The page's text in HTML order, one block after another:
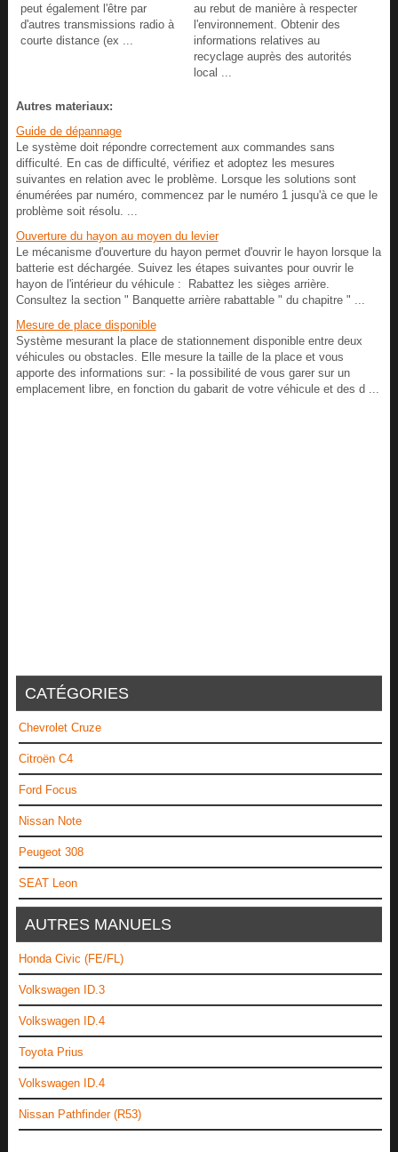
peut également l'être par
d'autres transmissions radio à
courte distance (ex ...
au rebut de manière à respecter
l'environnement. Obtenir des
informations relatives au
recyclage auprès des autorités
local ...
Autres materiaux:
Guide de dépannage
Le système doit répondre correctement aux commandes sans
difficulté. En cas de difficulté, vérifiez et adoptez les mesures
suivantes en relation avec le problème. Lorsque les solutions sont
énumérées par numéro, commencez par le numéro 1 jusqu'à ce que le
problème soit résolu. ...
Ouverture du hayon au moyen du levier
Le mécanisme d'ouverture du hayon permet d'ouvrir le hayon lorsque la
batterie est déchargée. Suivez les étapes suivantes pour ouvrir le
hayon de l'intérieur du véhicule : Rabattez les sièges arrière.
Consultez la section " Banquette arrière rabattable " du chapitre " ...
Mesure de place disponible
Système mesurant la place de stationnement disponible entre deux
véhicules ou obstacles. Elle mesure la taille de la place et vous
apporte des informations sur: - la possibilité de vous garer sur un
emplacement libre, en fonction du gabarit de votre véhicule et des d ...
CATÉGORIES
Chevrolet Cruze
Citroën C4
Ford Focus
Nissan Note
Peugeot 308
SEAT Leon
AUTRES MANUELS
Honda Civic (FE/FL)
Volkswagen ID.3
Volkswagen ID.4
Toyota Prius
Volkswagen ID.4
Nissan Pathfinder (R53)